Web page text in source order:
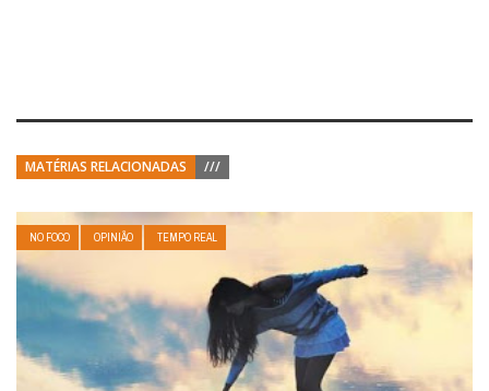
MATÉRIAS RELACIONADAS ///
NO FOCO OPINIÃO TEMPO REAL